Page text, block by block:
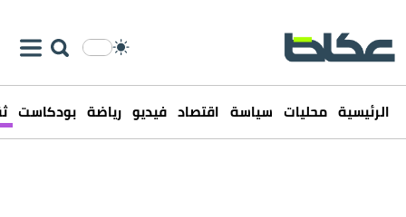
الرئيسية محليات سياسة اقتصاد فيديو رياضة بودكاست